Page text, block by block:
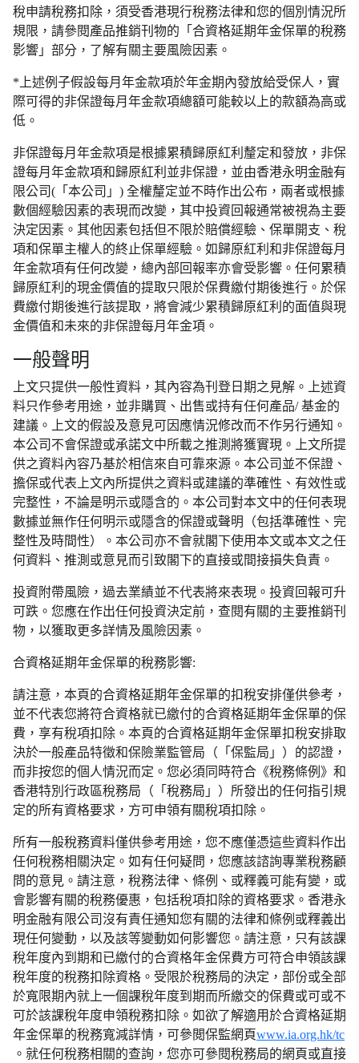
稅申請稅務扣除，須受香港現行稅務法律和您的個別情況所
規限，請參閱產品推銷刊物的「合資格延期年金保單的稅務
影響」部分，了解有關主要風險因素。
*上述例子假設每月年金款項於年金期內發放給受保人，實
際可得的非保證每月年金款項總額可能較以上的款額為高或
低。
非保證每月年金款項是根據累積歸原紅利釐定和發放，非保
證每月年金款項和歸原紅利並非保證，並由香港永明金融有
限公司(「本公司」) 全權釐定並不時作出公布，兩者或根據
數個經驗因素的表現而改變，其中投資回報通常被視為主要
決定因素。其他因素包括但不限於賠償經驗、保單開支、稅
項和保單主權人的終止保單經驗。如歸原紅利和非保證每月
年金款項有任何改變，總內部回報率亦會受影響。任何累積
歸原紅利的現金價值的提取只限於保費繳付期後進行。於保
費繳付期後進行該提取，將會減少累積歸原紅利的面值與現
金價值和未來的非保證每月年金項。
一般聲明
上文只提供一般性資料，其內容為刊登日期之見解。上述資
料只作參考用途，並非購買、出售或持有任何產品/ 基金的
建議。上文的假設及意見可因應情況修改而不作另行通知。
本公司不會保證或承諾文中所載之推測將獲實現。上文所提
供之資料內容乃基於相信來自可靠來源。本公司並不保證、
擔保或代表上文內所提供之資料或建議的準確性、有效性或
完整性，不論是明示或隱含的。本公司對本文中的任何表現
數據並無作任何明示或隱含的保證或聲明（包括準確性、完
整性及時間性）。本公司亦不會就閣下使用本文或本文之任
何資料、推測或意見而引致閣下的直接或間接損失負責。
投資附帶風險，過去業績並不代表將來表現。投資回報可升
可跌。您應在作出任何投資決定前，查閱有關的主要推銷刊
物，以獲取更多詳情及風險因素。
合資格延期年金保單的稅務影響:
請注意，本頁的合資格延期年金保單的扣稅安排僅供參考，
並不代表您將符合資格就已繳付的合資格延期年金保單的保
費，享有稅項扣除。本頁的合資格延期年金保單扣稅安排取
決於一般產品特徵和保險業監管局（「保監局」）的認證，
而非按您的個人情況而定。您必須同時符合《稅務條例》和
香港特別行政區稅務局（「稅務局」）所發出的任何指引規
定的所有資格要求，方可申領有關稅項扣除。
所有一般稅務資料僅供參考用途，您不應僅憑這些資料作出
任何稅務相關決定。如有任何疑問，您應該諮詢專業稅務顧
問的意見。請注意，稅務法律、條例、或釋義可能有變，或
會影響有關的稅務優惠，包括稅項扣除的資格要求。香港永
明金融有限公司沒有責任通知您有關的法律和條例或釋義出
現任何變動，以及該等變動如何影響您。請注意，只有該課
稅年度內到期和已繳付的合資格年金保費方可符合申領該課
稅年度的稅務扣除資格。受限於稅務局的決定，部份或全部
於寬限期內就上一個課稅年度到期而所繳交的保費或可或不
可於該課稅年度申領稅務扣除。如欲了解適用於合資格延期
年金保單的稅務寬減詳情，可參閲保監網頁www.ia.org.hk/tc
。就任何稅務相關的查詢，您亦可參閱稅務局的網頁或直接